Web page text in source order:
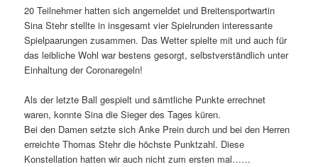
20 Teilnehmer hatten sich angemeldet und Breitensportwartin
Sina Stehr stellte in insgesamt vier Spielrunden interessante
Spielpaarungen zusammen. Das Wetter spielte mit und auch für
das leibliche Wohl war bestens gesorgt, selbstverständlich unter
Einhaltung der Coronaregeln!
Als der letzte Ball gespielt und sämtliche Punkte errechnet
waren, konnte Sina die Sieger des Tages küren.
Bei den Damen setzte sich Anke Prein durch und bei den Herren
erreichte Thomas Stehr die höchste Punktzahl. Diese
Konstellation hatten wir auch nicht zum ersten mal……